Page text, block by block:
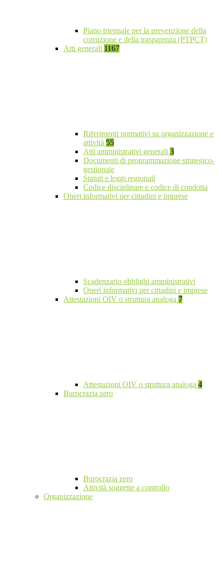
Piano triennale per la prevenzione della
corruzione e della trasparenza (PTPCT)
Atti generali 1167
Riferimenti normativi su organizzazione e
attività 55
Atti amministrativi generali 3
Documenti di programmazione strategico-
gestionale
Statuti e leggi regionali
Codice disciplinare e codice di condotta
Oneri informativi per cittadini e imprese
Scadenzario obblighi amministrativi
Oneri informativi per cittadini e imprese
Attestazioni OIV o struttura analoga 7
Attestazioni OIV o struttura analoga 4
Burocrazia zero
Burocrazia zero
Attività soggette a controllo
Organizzazione